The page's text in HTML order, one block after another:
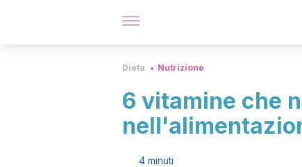
Dieta Nutrizione
6 vitamine che
4 minuti